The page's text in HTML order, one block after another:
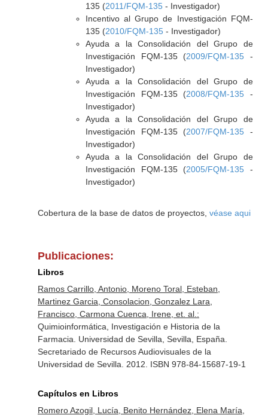
135 (2011/FQM-135- Investigador)
Incentivo al Grupo de Investigación FQM-
135 (2010/FQM-135- Investigador)
Ayuda a la Consolidación del Grupo de
Investigación FQM-135 (2009/FQM-135 -
Investigador)
Ayuda a la Consolidación del Grupo de
Investigación FQM-135 (2008/FQM-135 -
Investigador)
Ayuda a la Consolidación del Grupo de
Investigación FQM-135 (2007/FQM-135 -
Investigador)
Ayuda a la Consolidación del Grupo de
Investigación FQM-135 (2005/FQM-135 -
Investigador)
Cobertura de la base de datos de proyectos, véase aqui
Publicaciones:
Libros
Ramos Carrillo, Antonio, Moreno Toral, Esteban,
Martinez Garcia, Consolacion, Gonzalez Lara,
Francisco, Carmona Cuenca, Irene, et. al.:
Quimioinformática, Investigación e Historia de la
Farmacia. Universidad de Sevilla, Sevilla, España.
Secretariado de Recursos Audiovisuales de la
Universidad de Sevilla. 2012. ISBN 978-84-15687-19-1
Capítulos en Libros
Romero Azogil, Lucía, Benito Hernández, Elena María,